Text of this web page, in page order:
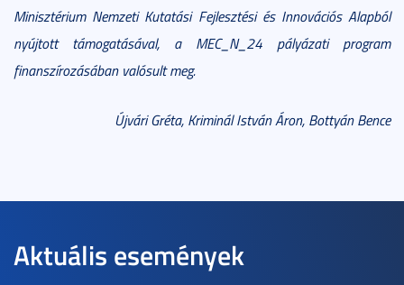
Minisztérium Nemzeti Kutatási Fejlesztési és Innovációs Alapból
nyújtott támogatásával, a MEC_N_24 pályázati program
finanszírozásában valósult meg.
Újvári Gréta, Kriminál István Áron, Bottyán Bence
Aktuális események